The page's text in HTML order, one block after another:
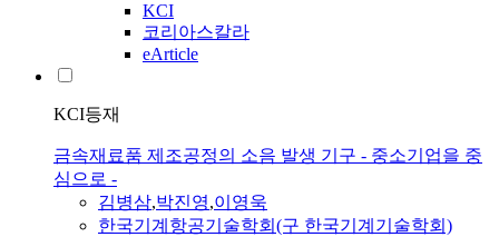
KCI
코리아스칼라
eArticle
KCI등재
금속재료품 제조공정의 소음 발생 기구 - 중소기업을 중
심으로 -
김병삼,박진영,이영욱
한국기계항공기술학회(구 한국기계기술학회)